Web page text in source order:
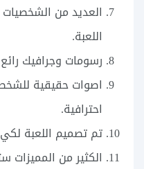
العديد من
اللعبة.
رسومات وجرافيك
اصوات حقيقية
احترافية.
تم تصميم اللعبة
الكثير من